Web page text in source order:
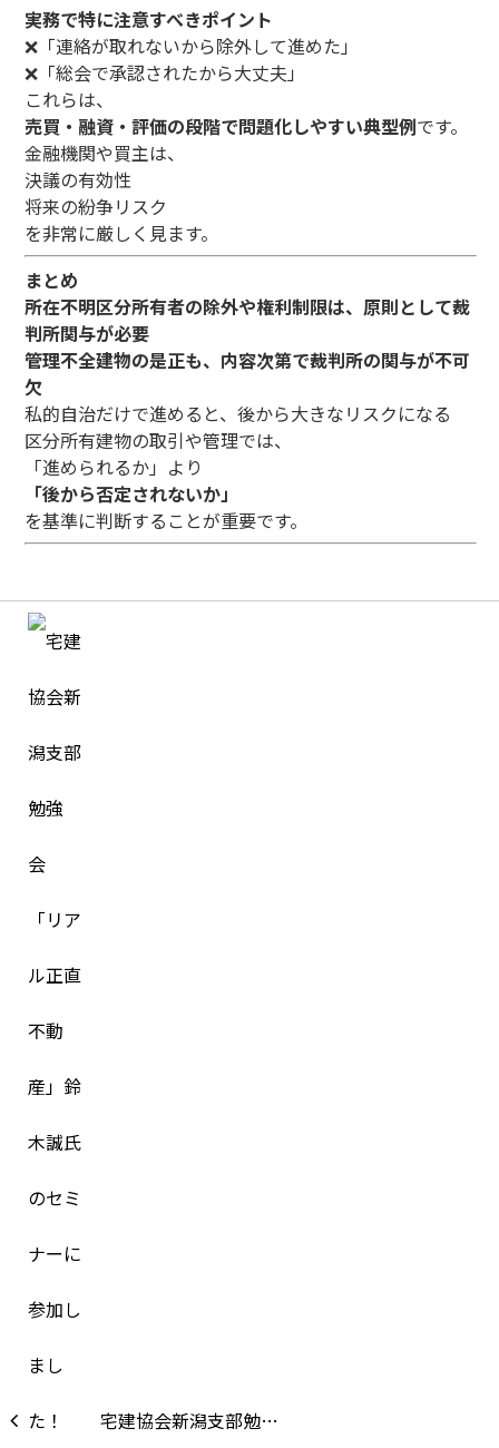
実務で特に注意すべきポイント
❌ 「連絡が取れないから除外して進めた」
❌ 「総会で承認されたから大丈夫」
これらは、
売買・融資・評価の段階で問題化しやすい典型例です。
金融機関や買主は、
決議の有効性
将来の紛争リスク
を非常に厳しく見ます。
まとめ
所在不明区分所有者の除外や権利制限は、原則として裁
判所関与が必要
管理不全建物の是正も、内容次第で裁判所の関与が不可
欠
私的自治だけで進めると、後から大きなリスクになる
区分所有建物の取引や管理では、
「進められるか」より
「後から否定されないか」
を基準に判断することが重要です。
宅建協会新潟支部勉…